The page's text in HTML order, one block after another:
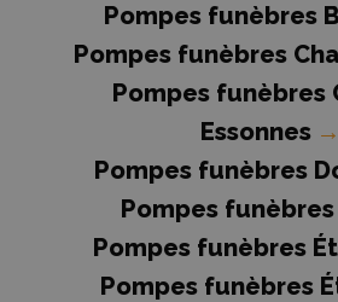
Pompes funèbres
Pompes funèbres
Pompes funèbres
Essonnes →
Pompes funèbres
Pompes funèbres
Pompes funèbres
Pompes funèbres